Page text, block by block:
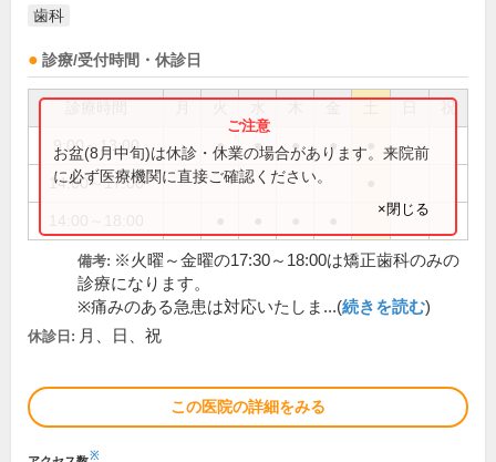
歯科
診療/受付時間・休診日
祝
9:00～13:00 ● ● ● ●
14:00～17:00
お盆(8月中旬)は休診・休業の場合があります。来院前
に必ず医療機関に直接ご確認ください。
×閉じる
備考: ※火曜～金曜の17:30～18:00は矯正歯科のみの
診療になります。
※痛みのある急患は対応いたしま...(続きを読む)
休診日: 月、日、祝
この医院の詳細をみる
※